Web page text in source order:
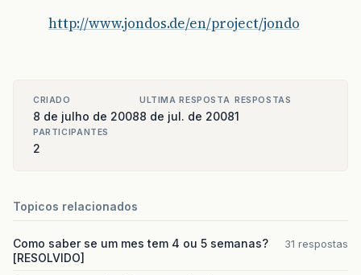
http://www.jondos.de/en/project/jondo
CRIADO
8 de julho de 2008
ULTIMA RESPOSTA
8 de jul. de 2008
RESPOSTAS
1
PARTICIPANTES
2
Topicos relacionados
Como saber se um mes tem 4 ou 5 semanas?
[RESOLVIDO]
31 respostas